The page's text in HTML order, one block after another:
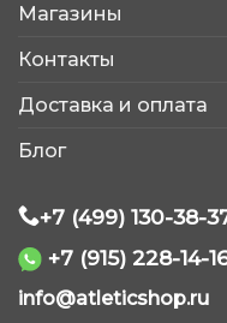
Магазины
Контакты
Доставка и оплата
Блог
+7 (499) 130-38-
+7 (915) 228-14-
info@atleticshop.ru